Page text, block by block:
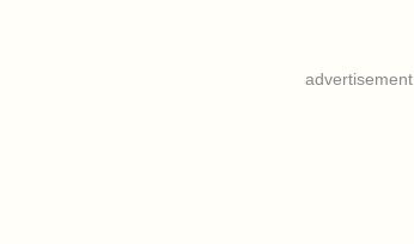
advertisement